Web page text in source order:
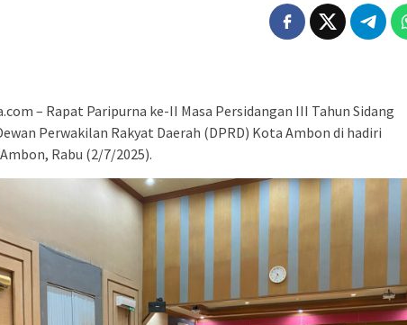
– Rapat Paripurna ke-II Masa Persidangan III Tahun Sidang
Perwakilan Rakyat Daerah (DPRD) Kota Ambon di hadiri
Rabu (2/7/2025).